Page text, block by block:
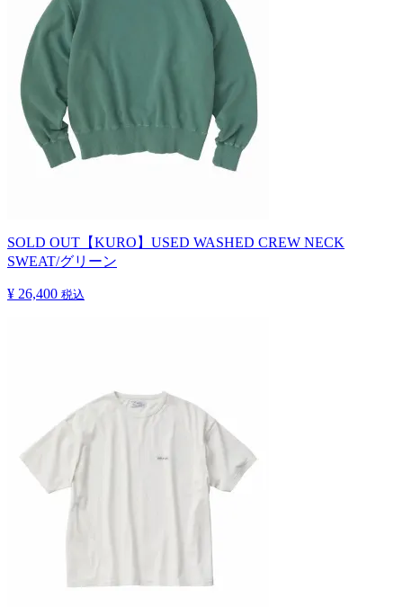
SOLD OUT 【KURO】USED WASHED CREW NECK
SWEAT/グリーン
¥ 26,400 税込